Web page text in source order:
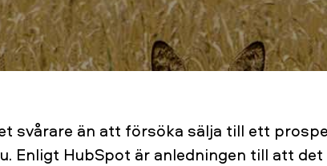
svårare än att försöka sälja till ett
Enligt HubSpot är anledningen till att